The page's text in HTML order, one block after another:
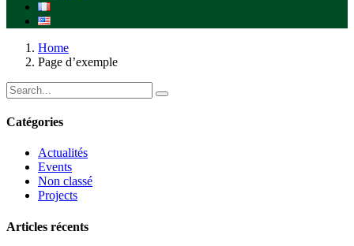
Home
Page d’exemple
Catégories
Actualités
Events
Non classé
Projects
Articles récents